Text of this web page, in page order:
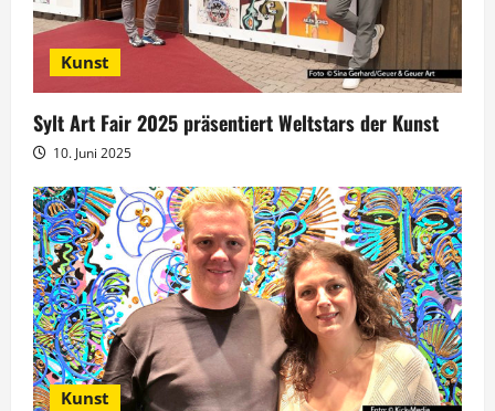
v
i
g
a
t
i
o
n
Kunst
Sylt Art Fair 2025 präsentiert Weltstars der Kunst
10. Juni 2025
Kunst